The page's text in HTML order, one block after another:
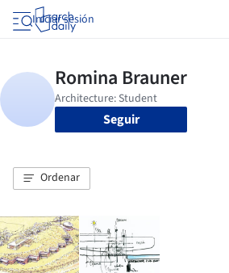
Iniciar sesión
Seguir
Ordenar